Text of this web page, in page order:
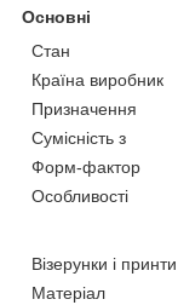
Основні
Стан
Країна виробник
Призначення
Сумісність з
Форм-фактор
Особливості
Візерунки і принти
Матеріал